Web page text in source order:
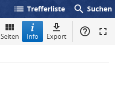
list Trefferliste search Suchen
Seiten Info Export